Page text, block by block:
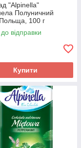
"Alpinella"
Полуничний
100 г
відправки
Купити